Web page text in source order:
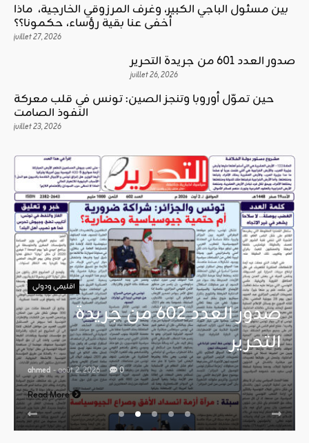
بين مسئول الباجي الكبير، وغرف المرزوقي الخارجية، ماذا
أخفى عنا بقية رؤساء، حكمونا؟؟
juillet 27, 2026
صدور العدد 601 من جريدة التحرير
juillet 26, 2026
حين تموّل أوروبا وتنجز الصين: تونس في قلب معركة
النفوذ الصامت
juillet 23, 2026
اقليمي ودولي
صدور العدد 602 من جريدة
التحرير
ahmed - août 2, 2026 0
Read More